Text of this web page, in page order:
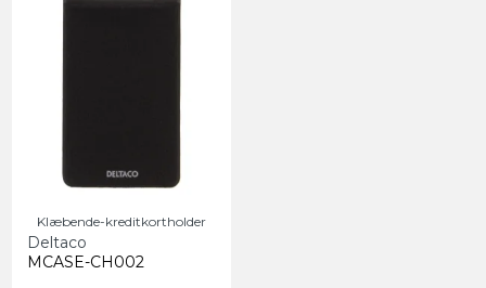
Klæbende-kreditkortholder
Deltaco
MCASE-CH002